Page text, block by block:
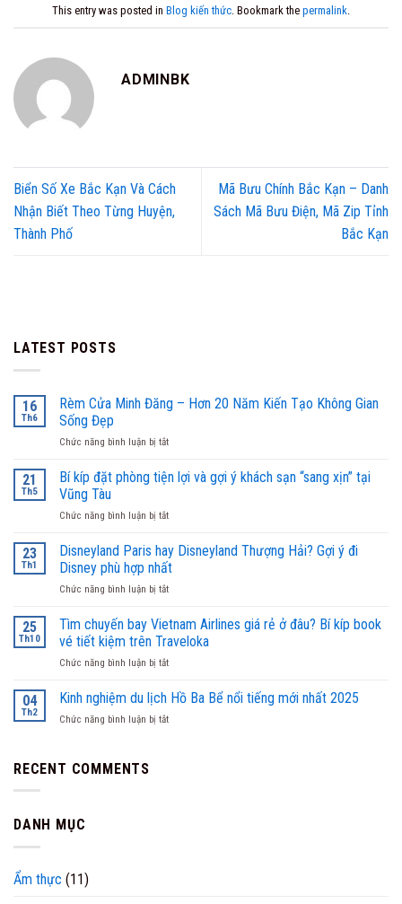
This entry was posted in Blog kiến thức. Bookmark the permalink.
ADMINBK
Biển Số Xe Bắc Kạn Và Cách
Nhận Biết Theo Từng Huyện,
Thành Phố
Mã Bưu Chính Bắc Kạn – Danh
Sách Mã Bưu Điện, Mã Zip Tỉnh
Bắc Kạn
LATEST POSTS
16
Th6
Rèm Cửa Minh Đăng – Hơn 20 Năm Kiến Tạo Không Gian
Sống Đẹp
Chức năng bình luận bị tắtở
Cửa
Minh
–
20
Năm
Tạo
Gian
Sống
21
Th5
Bí kíp đặt phòng tiện lợi và gợi ý khách sạn “sang xịn” tại
Vũng Tàu
Chức năng bình luận bị tắtở
kíp
đặt
phòng
tiện
và
gợi
khách
“sang
23
Th1
Disneyland Paris hay Disneyland Thượng Hải? Gợi ý đi
Disney phù hợp nhất
Chức năng bình luận bị tắtở
Paris
Disneyland
Thượng
Gợi
đi
25
Th10
Tìm chuyến bay Vietnam Airlines giá rẻ ở đâu? Bí kíp book
vé tiết kiệm trên Traveloka
Chức năng bình luận bị tắtở
chuyến
Vietnam
04
Th2
Kinh nghiệm du lịch Hồ Ba Bể nổi tiếng mới nhất 2025
Chức năng bình luận bị tắtở
RECENT COMMENTS
DANH MỤC
Ẩm thực (11)